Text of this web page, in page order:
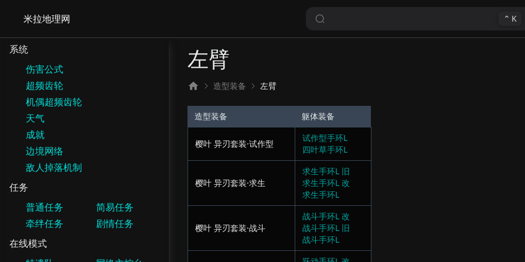
米拉地理网 ⌃ K
系统
伤害公式
超频齿轮
机偶超频齿轮
天气
成就
边境网络
敌人掉落机制
任务
普通任务
简易任务
牵绊任务
剧情任务
在线模式
左臂
造型装备 左臂
造型装备 躯体装备
樱叶 异刃套装·试作型
试作型手环L
四叶草手环L
樱叶 异刃套装·求生
求生手环L 旧
求生手环L 改
求生手环L
樱叶 异刃套装·战斗
战斗手环L 改
战斗手环L 旧
战斗手环L